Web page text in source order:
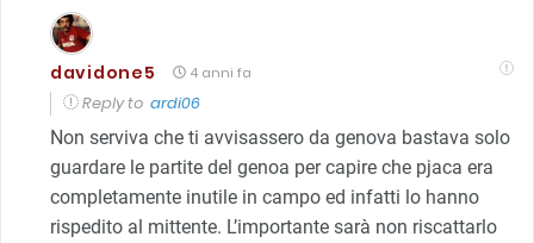
davidone5 4 anni fa
Reply to ardi06
Non serviva che ti avvisassero da genova bastava solo
guardare le partite del genoa per capire che pjaca era
completamente inutile in campo ed infatti lo hanno
rispedito al mittente. L’importante sarà non riscattarlo